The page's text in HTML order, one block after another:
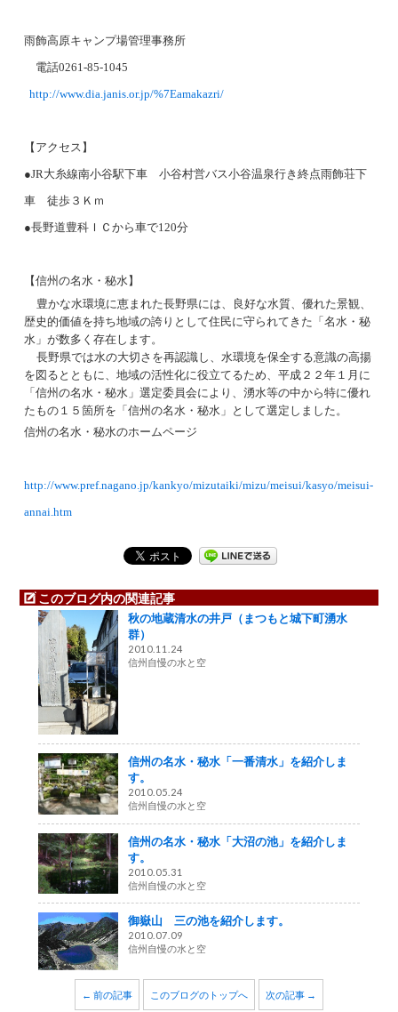
雨飾高原キャンプ場管理事務所
電話0261-85-1045
http://www.dia.janis.or.jp/%7Eamakazri/
【アクセス】
●JR大糸線南小谷駅下車 小谷村営バス小谷温泉行き終点雨飾荘下
車 徒歩３Ｋｍ
●長野道豊科ＩＣから車で120分
【信州の名水・秘水】
豊かな水環境に恵まれた長野県には、良好な水質、優れた景観、
歴史的価値を持ち地域の誇りとして住民に守られてきた「名水・秘
水」が数多く存在します。
長野県では水の大切さを再認識し、水環境を保全する意識の高揚
を図るとともに、地域の活性化に役立てるため、平成２２年１月に
「信州の名水・秘水」選定委員会により、湧水等の中から特に優れ
たもの１５箇所を「信州の名水・秘水」として選定しました。
信州の名水・秘水のホームページ
http://www.pref.nagano.jp/kankyo/mizutaiki/mizu/meisui/kasyo/meisui-
annai.htm
このブログ内の関連記事
秋の地蔵清水の井戸（まつもと城下町湧水
群）
2010.11.24
信州自慢の水と空
信州の名水・秘水「一番清水」を紹介しま
す。
2010.05.24
信州自慢の水と空
信州の名水・秘水「大沼の池」を紹介しま
す。
2010.05.31
信州自慢の水と空
御嶽山 三の池を紹介します。
2010.07.09
信州自慢の水と空
← 前の記事 このブログのトップへ 次の記事 →